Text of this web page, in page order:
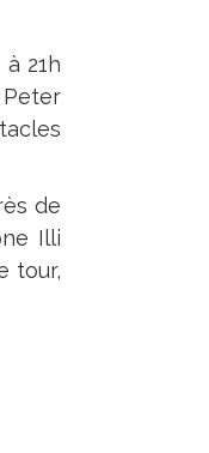
21h
Peter
de
Illi
tour,